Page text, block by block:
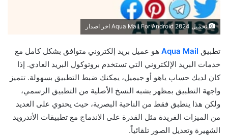
تحميل 2024 Aqua Mail For Android اخر اصدار
تطبيق Aqua Mail هو عميل بريد إلكتروني متوافق بشكل كامل مع
خدمات البريد الإلكتروني التي تستخدم بروتوكول البريد العادي. إذا
كان لديك حساب ياهو أو جيميل، يمكنك ضبط التطبيق بسهولة. تتميز
واجهة التطبيق بمظهر يشبه النسخ الأصلية من التطبيق الرسمي،
ولكن هذا ينطبق فقط من الناحية البصرية، حيث يحتوي على العديد
من الميزات الفريدة مثل القدرة على الاندماج مع تطبيقات الأندرويد
الشهيرة وتعديل الصور تلقائياً.